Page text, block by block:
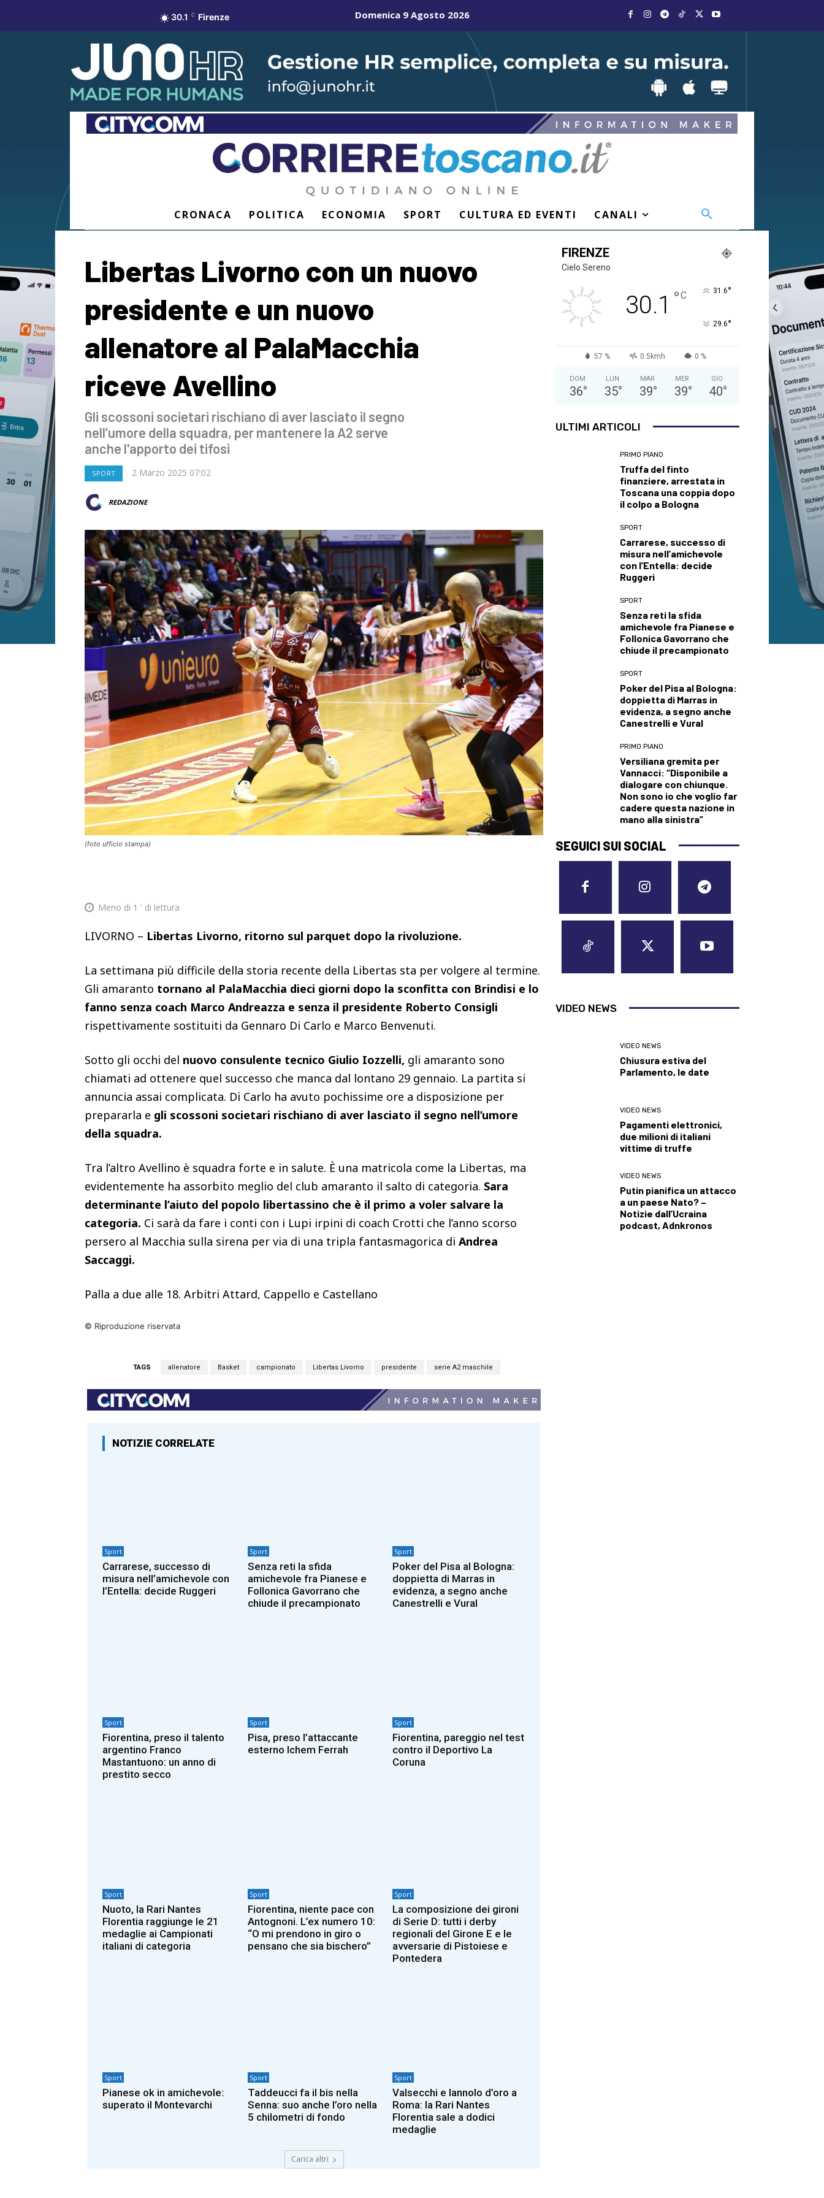
30.1 C Firenze Domenica 9 Agosto 2026
CRONACA POLITICA ECONOMIA SPORT CULTURA ED EVENTI CANALI
Libertas Livorno con un nuovo
presidente e un nuovo
allenatore al PalaMacchia
riceve Avellino
Gli scossoni societari rischiano di aver lasciato il segno
nell’umore della squadra, per mantenere la A2 serve
anche l'apporto dei tifosi
SPORT 2 Marzo 2025 07:02
REDAZIONE
(foto ufficio stampa)
Meno di 1 ' di lettura
LIVORNO – Libertas Livorno, ritorno sul parquet dopo la rivoluzione.
La settimana più difficile della storia recente della Libertas sta per volgere al termine.
Gli amaranto tornano al PalaMacchia dieci giorni dopo la sconfitta con Brindisi e lo
fanno senza coach Marco Andreazza e senza il presidente Roberto Consigli
rispettivamente sostituiti da Gennaro Di Carlo e Marco Benvenuti.
Sotto gli occhi del nuovo consulente tecnico Giulio Iozzelli, gli amaranto sono
chiamati ad ottenere quel successo che manca dal lontano 29 gennaio. La partita si
annuncia assai complicata. Di Carlo ha avuto pochissime ore a disposizione per
prepararla e gli scossoni societari rischiano di aver lasciato il segno nell’umore
della squadra.
Tra l’altro Avellino è squadra forte e in salute. È una matricola come la Libertas, ma
evidentemente ha assorbito meglio del club amaranto il salto di categoria. Sara
determinante l’aiuto del popolo libertassino che è il primo a voler salvare la
categoria. Ci sarà da fare i conti con i Lupi irpini di coach Crotti che l’anno scorso
persero al Macchia sulla sirena per via di una tripla fantasmagorica di Andrea
Saccaggi.
Palla a due alle 18. Arbitri Attard, Cappello e Castellano
© Riproduzione riservata
TAGS allenatore Basket campionato Libertas Livorno presidente serie A2 maschile
NOTIZIE CORRELATE
Sport
Carrarese, successo di
misura nell’amichevole con
l’Entella: decide Ruggeri
Sport
Senza reti la sfida
amichevole fra Pianese e
Follonica Gavorrano che
chiude il precampionato
Sport
Poker del Pisa al Bologna:
doppietta di Marras in
evidenza, a segno anche
Canestrelli e Vural
Sport
Fiorentina, preso il talento
argentino Franco
Mastantuono: un anno di
prestito secco
Sport
Pisa, preso l’attaccante
esterno Ichem Ferrah
Sport
Fiorentina, pareggio nel test
contro il Deportivo La
Coruna
Sport
Nuoto, la Rari Nantes
Florentia raggiunge le 21
medaglie ai Campionati
italiani di categoria
Sport
Fiorentina, niente pace con
Antognoni. L’ex numero 10:
“O mi prendono in giro o
pensano che sia bischero”
Sport
La composizione dei gironi
di Serie D: tutti i derby
regionali del Girone E e le
avversarie di Pistoiese e
Pontedera
Sport
Pianese ok in amichevole:
superato il Montevarchi
Sport
Taddeucci fa il bis nella
Senna: suo anche l’oro nella
5 chilometri di fondo
Sport
Valsecchi e Iannolo d’oro a
Roma: la Rari Nantes
Florentia sale a dodici
medaglie
Carica altri
FIRENZE
Cielo Sereno
30.1 °C 31.6°
29.6°
57 % 0.5kmh 0 %
DOM
36°
LUN
35°
MAR
39°
MER
39°
GIO
40°
ULTIMI ARTICOLI
PRIMO PIANO
Truffa del finto
finanziere, arrestata in
Toscana una coppia dopo
il colpo a Bologna
SPORT
Carrarese, successo di
misura nell’amichevole
con l’Entella: decide
Ruggeri
SPORT
Senza reti la sfida
amichevole fra Pianese e
Follonica Gavorrano che
chiude il precampionato
SPORT
Poker del Pisa al Bologna:
doppietta di Marras in
evidenza, a segno anche
Canestrelli e Vural
PRIMO PIANO
Versiliana gremita per
Vannacci: “Disponibile a
dialogare con chiunque.
Non sono io che voglio far
cadere questa nazione in
mano alla sinistra”
SEGUICI SUI SOCIAL
VIDEO NEWS
VIDEO NEWS
Chiusura estiva del
Parlamento, le date
VIDEO NEWS
Pagamenti elettronici,
due milioni di italiani
vittime di truffe
VIDEO NEWS
Putin pianifica un attacco
a un paese Nato? –
Notizie dall’Ucraina
podcast, Adnkronos